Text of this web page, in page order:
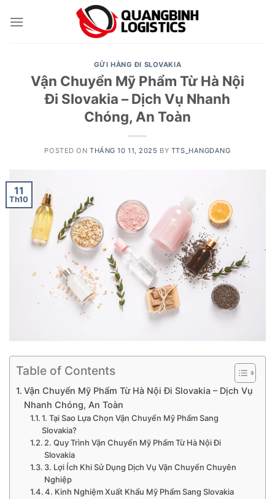
GỬI HÀNG ĐI SLOVAKIA
Vận Chuyển Mỹ Phẩm Từ Hà Nội
Đi Slovakia – Dịch Vụ Nhanh
Chóng, An Toàn
POSTED ONTHÁNG 10 11, 2025 BY TTS_HANGDANG
11
Th10
Table of Contents
Vận Chuyển Mỹ Phẩm Từ Hà Nội Đi Slovakia – Dịch Vụ
Nhanh Chóng, An Toàn
1. Tại Sao Lựa Chọn Vận Chuyển Mỹ Phẩm Sang
Slovakia?
2. Quy Trình Vận Chuyển Mỹ Phẩm Từ Hà Nội Đi
Slovakia
3. Lợi Ích Khi Sử Dụng Dịch Vụ Vận Chuyển Chuyên
Nghiệp
4. Kinh Nghiệm Xuất Khẩu Mỹ Phẩm Sang Slovakia